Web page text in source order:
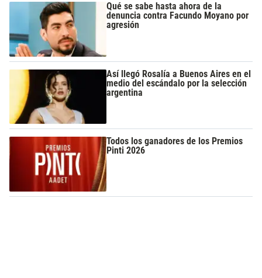
Qué se sabe hasta ahora de la
denuncia contra Facundo Moyano por
agresión
Así llegó Rosalía a Buenos Aires en el
medio del escándalo por la selección
argentina
Todos los ganadores de los Premios
Pinti 2026